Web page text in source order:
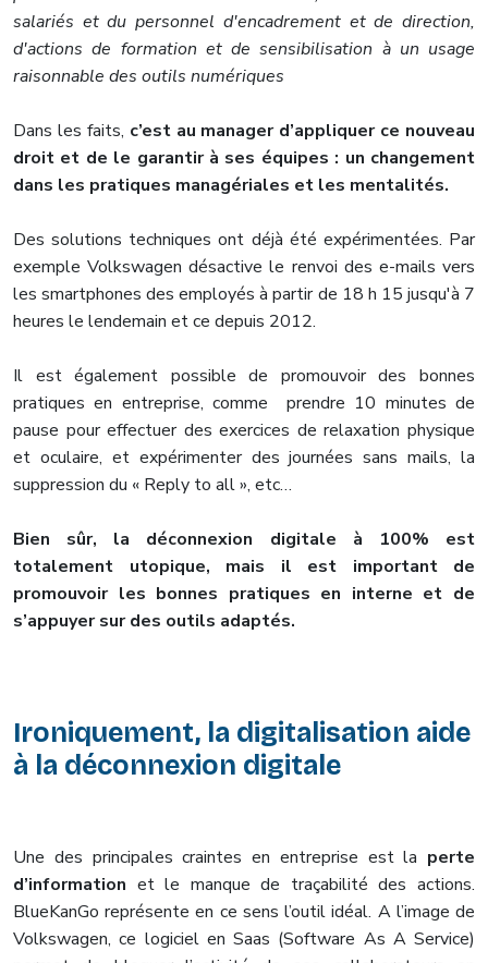
salariés et du personnel d'encadrement et de direction,
d'actions de formation et de sensibilisation à un usage
raisonnable des outils numériques
Dans les faits, c’est au manager d’appliquer ce nouveau
droit et de le garantir à ses équipes : un changement
dans les pratiques managériales et les mentalités.
Des solutions techniques ont déjà été expérimentées. Par
exemple Volkswagen désactive le renvoi des e-mails vers
les smartphones des employés à partir de 18 h 15 jusqu'à 7
heures le lendemain et ce depuis 2012.
Il est également possible de promouvoir des bonnes
pratiques en entreprise, comme prendre 10 minutes de
pause pour effectuer des exercices de relaxation physique
et oculaire, et expérimenter des journées sans mails, la
suppression du « Reply to all », etc…
Bien sûr, la déconnexion digitale à 100% est
totalement utopique, mais il est important de
promouvoir les bonnes pratiques en interne et de
s’appuyer sur des outils adaptés.
Ironiquement, la digitalisation aide
à la déconnexion digitale
Une des principales craintes en entreprise est la perte
d’information et le manque de traçabilité des actions.
BlueKanGo représente en ce sens l’outil idéal. A l’image de
Volkswagen, ce logiciel en Saas (Software As A Service)